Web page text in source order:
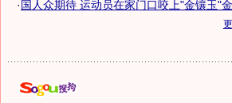
·国人众期待 运动员在家门口咬上"金镶玉"